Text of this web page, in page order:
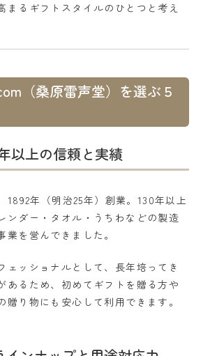
まるギフトスタイルのひとつと考え
（桑原雷声堂）を選ぶ５
以上の信頼と実績
1892年（明治25年）創業。130年以上
ンダー・タオル・うちわなどの製造
業を営んできました。
ェッショナルとして、長年培ってき
あるため、初めてギフトを贈る方や
贈り物にも安心して利用できます。